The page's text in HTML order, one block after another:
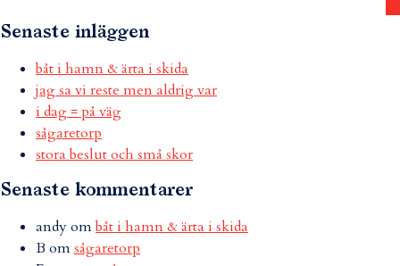
Senaste inläggen
båt i hamn & ärta i skida
jag sa vi reste men aldrig var
i dag = på väg
sågaretorp
stora beslut och små skor
Senaste kommentarer
andyombåt i hamn & ärta i skida
B omsågaretorp